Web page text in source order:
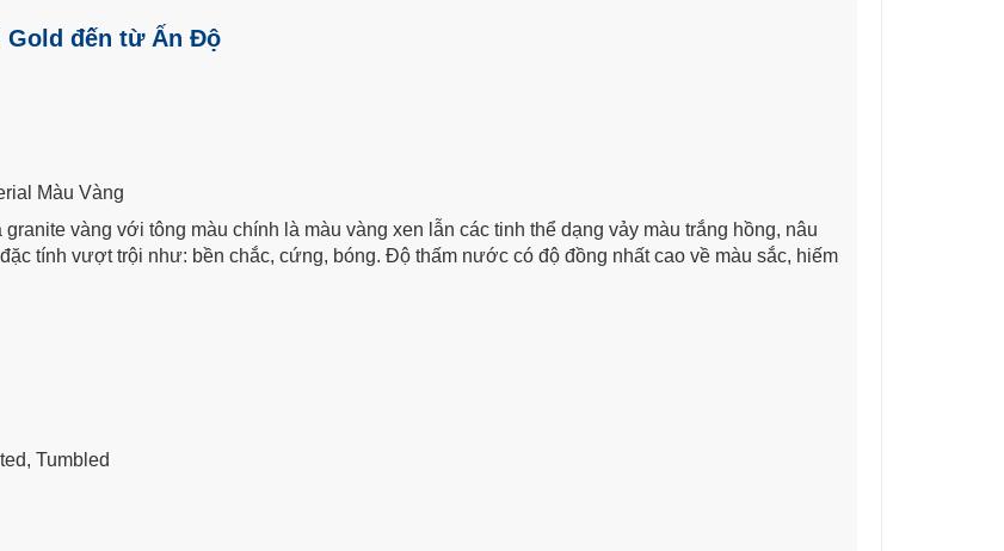
Gold đến từ Ấn Độ
Màu Vàng
vàng với tông màu chính là màu vàng xen lẫn các tinh thể dạng vảy màu trắng hồng, nâu
tính vượt trội như: bền chắc, cứng, bóng. Độ thấm nước có độ đồng nhất cao về màu sắc, hiếm
Tumbled